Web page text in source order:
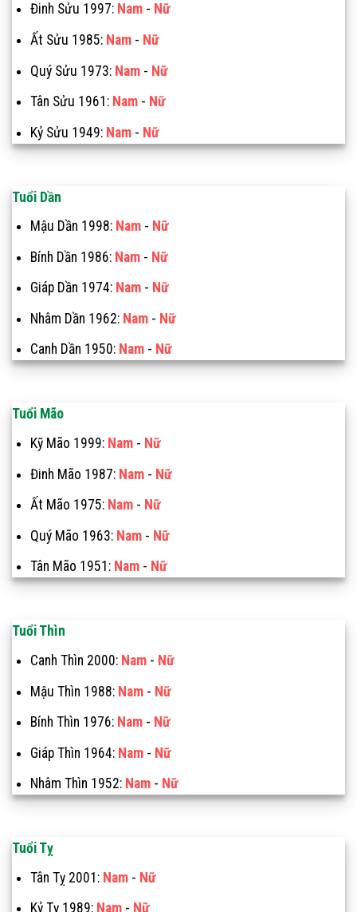
Đinh Sửu 1997: Nam- Nữ
Ất Sửu 1985: Nam- Nữ
Quý Sửu 1973: Nam- Nữ
Tân Sửu 1961: Nam- Nữ
Kỷ Sửu 1949: Nam- Nữ
Tuổi Dần
Mậu Dần 1998: Nam- Nữ
Bính Dần 1986: Nam- Nữ
Giáp Dần 1974: Nam- Nữ
Nhâm Dần 1962: Nam- Nữ
Canh Dần 1950: Nam- Nữ
Tuổi Mão
Kỹ Mão 1999: Nam- Nữ
Đinh Mão 1987: Nam- Nữ
Ất Mão 1975: Nam- Nữ
Quý Mão 1963: Nam- Nữ
Tân Mão 1951: Nam- Nữ
Tuổi Thìn
Canh Thìn 2000: Nam- Nữ
Mậu Thìn 1988: Nam- Nữ
Bính Thìn 1976: Nam- Nữ
Giáp Thìn 1964: Nam- Nữ
Nhâm Thìn 1952: Nam- Nữ
Tuổi Tỵ
Tân Tỵ 2001: Nam- Nữ
Kỷ Tỵ 1989: Nam- Nữ